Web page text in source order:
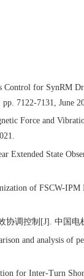
for SynRM
7122-7131, June
Force and
Extended State
of FSCW-
协调控制 [J]. 中国电
and analysis
for Inter-Turn